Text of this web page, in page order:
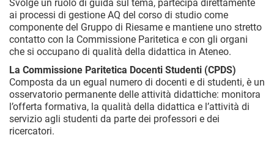
Svolge un ruolo di guida sul tema, partecipa direttamente
ai processi di gestione AQ del corso di studio come
componente del Gruppo di Riesame e mantiene uno stretto
contatto con la Commissione Paritetica e con gli organi
che si occupano di qualità della didattica in Ateneo.
La Commissione Paritetica Docenti Studenti (CPDS)
Composta da un egual numero di docenti e di studenti, è un
osservatorio permanente delle attività didattiche: monitora
l’offerta formativa, la qualità della didattica e l’attività di
servizio agli studenti da parte dei professori e dei
ricercatori.